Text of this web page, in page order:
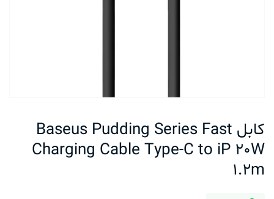
کابل Baseus Pudding Series Fast
Charging Cable Type-C to iP 20W
1.2m